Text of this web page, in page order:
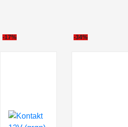
-17% -34%